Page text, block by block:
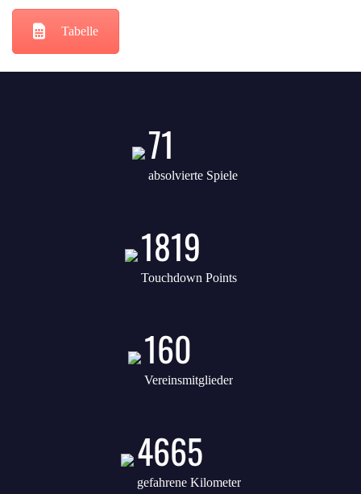
Tabelle
71
absolvierte Spiele
1819
Touchdown Points
160
Vereinsmitglieder
4665
gefahrene Kilometer